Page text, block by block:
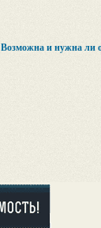
Возможна и нужна ли